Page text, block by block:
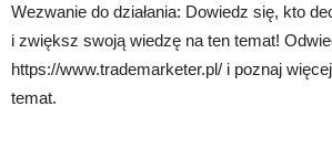
Wezwanie do działania: Dowiedz się, kto
i zwiększ swoją wiedzę na ten temat!
https://www.trademarketer.pl/ i poznaj
temat.